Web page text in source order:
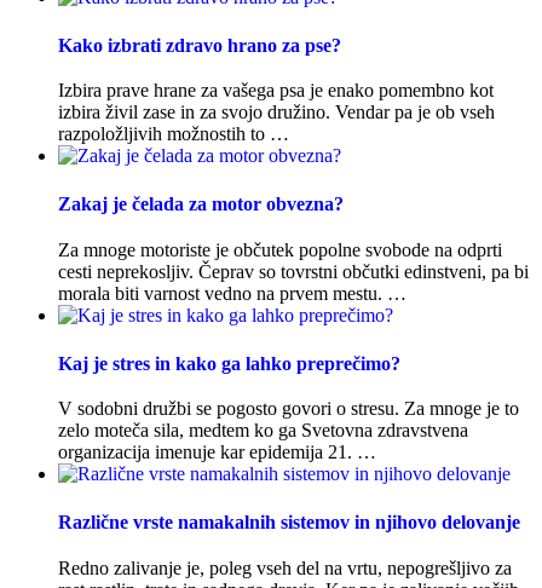
Kako izbrati zdravo hrano za pse?
Izbira prave hrane za vašega psa je enako pomembno kot
izbira živil zase in za svojo družino. Vendar pa je ob vseh
razpoložljivih možnostih to …
Zakaj je čelada za motor obvezna?
Za mnoge motoriste je občutek popolne svobode na odprti
cesti neprekosljiv. Čeprav so tovrstni občutki edinstveni, pa bi
morala biti varnost vedno na prvem mestu. …
Kaj je stres in kako ga lahko preprečimo?
V sodobni družbi se pogosto govori o stresu. Za mnoge je to
zelo moteča sila, medtem ko ga Svetovna zdravstvena
organizacija imenuje kar epidemija 21. …
Različne vrste namakalnih sistemov in njihovo delovanje
Redno zalivanje je, poleg vseh del na vrtu, nepogrešljivo za